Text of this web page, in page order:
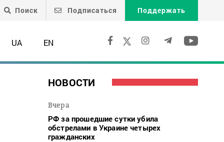
Поиск Подписаться Поддержать
UA EN
НОВОСТИ
Вчера
РФ за прошедшие сутки убила
обстрелами в Украине четырех
гражданских